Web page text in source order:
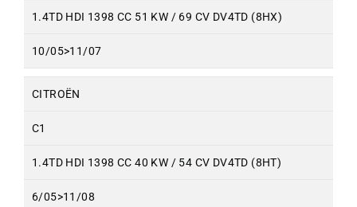
1.4TD HDI 1398 CC 51 KW / 69 CV DV4TD (8HX)
10/05>11/07
CITROËN
C1
1.4TD HDI 1398 CC 40 KW / 54 CV DV4TD (8HT)
6/05>11/08